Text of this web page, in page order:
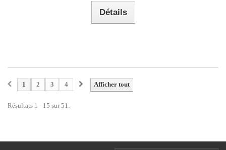
Détails
Afficher tout
1 2 3 4
Résultats 1 - 15 sur 51.